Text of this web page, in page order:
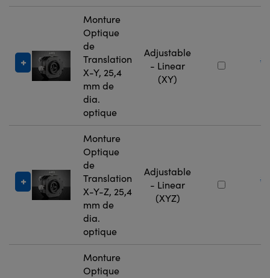
Monture
Optique
de
Translation
X-Y, 25,4
mm de
dia.
optique
Adjustable
- Linear
(XY)
Monture
Optique
de
Translation
X-Y-Z, 25,4
mm de
dia.
optique
Adjustable
- Linear
(XYZ)
Monture
Optique